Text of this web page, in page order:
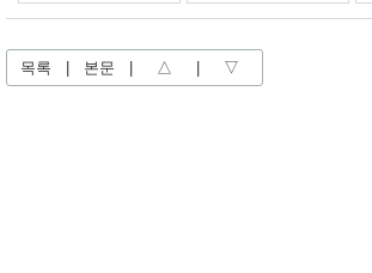
목록 본문 △ ▽